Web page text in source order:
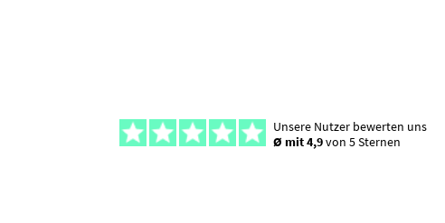
Unsere Nutzer bewerten uns
Ø mit 4,9von 5 Sternen